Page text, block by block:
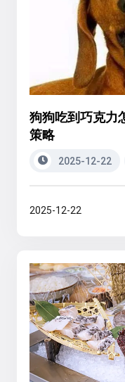
狗狗吃到巧克力
策略
2025-12-22
2025-12-22